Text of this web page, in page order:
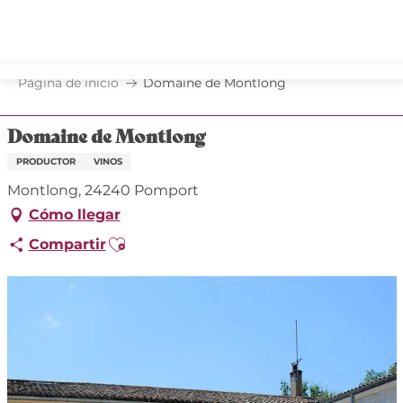
principal
Página de inicio Domaine de Montlong
Domaine de Montlong
PRODUCTOR VINOS
Montlong, 24240 Pomport
Cómo llegar
CompartirAjouter aux favoris